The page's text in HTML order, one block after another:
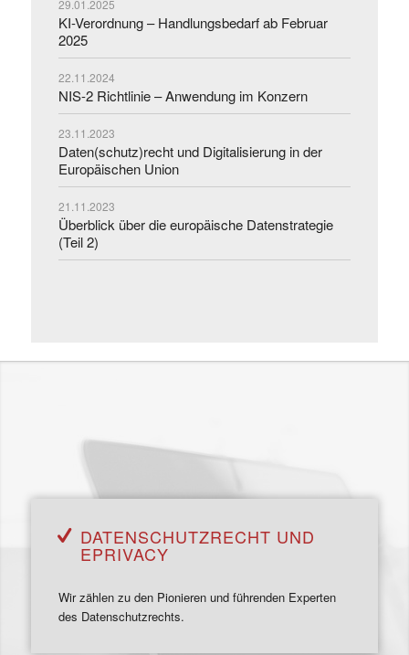
29.01.2025
KI-Verordnung – Handlungsbedarf ab Februar
2025
22.11.2024
NIS-2 Richtlinie – Anwendung im Konzern
23.11.2023
Daten(schutz)recht und Digitalisierung in der
Europäischen Union
21.11.2023
Überblick über die europäische Datenstrategie
(Teil 2)
DATENSCHUTZ­RECHT UND
EPRIVACY
Wir zählen zu den Pionieren und führenden Experten
des Datenschutzrechts.